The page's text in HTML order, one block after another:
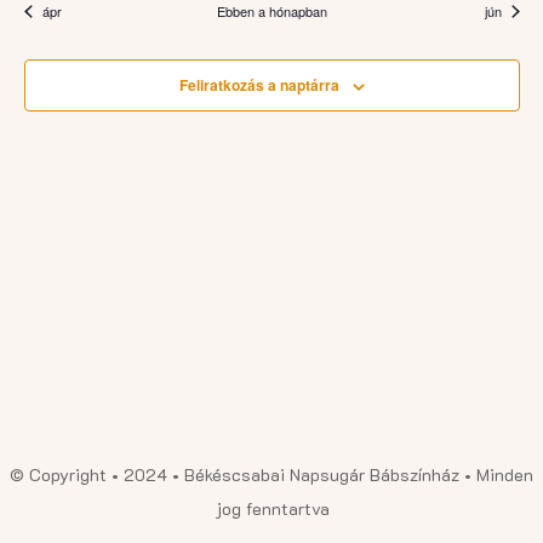
ápr Ebben a hónapban jún
Feliratkozás a naptárra
© Copyright • 2024 • Békéscsabai Napsugár Bábszínház • Minden
jog fenntartva